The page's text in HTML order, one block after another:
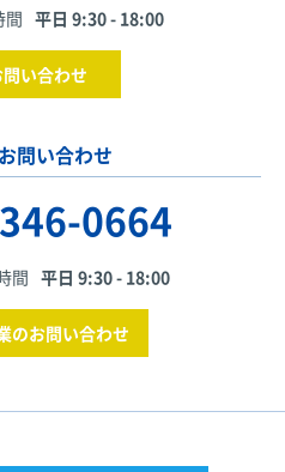
間 平日 9:30 - 18:00
問い合わせ
問い合わせ
0664
間 平日 9:30 - 18:00
のお問い合わせ